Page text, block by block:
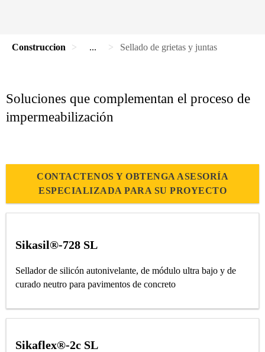
Construccion ... Sellado de grietas y juntas
Soluciones que complementan el proceso de
impermeabilización
CONTACTENOS Y OBTENGA ASESORÍA
ESPECIALIZADA PARA SU PROYECTO
Sikasil®-728 SL
Sellador de silicón autonivelante, de módulo ultra bajo y de
curado neutro para pavimentos de concreto
Sikaflex®-2c SL